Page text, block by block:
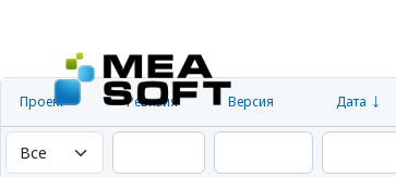
Проект Ревизия Версия Дата